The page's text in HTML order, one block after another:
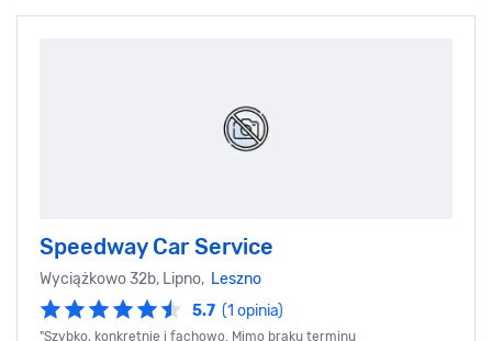
Speedway Car Service
Wyciążkowo 32b, Lipno, Leszno
5.7 (1 opinia)
"Szybko, konkretnie i fachowo. Mimo braku terminu